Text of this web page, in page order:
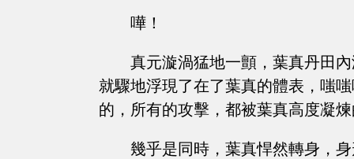
嘩！
真元漩渦猛地一顫，葉真丹田
就驟地浮現了在了葉真的體表，嗤
的，所有的攻擊，都被葉真高度凝
幾乎是同時，葉真悍然轉身，